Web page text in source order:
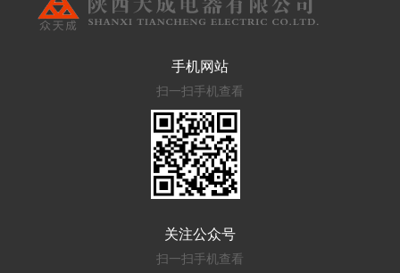
手机网站
扫一扫手机查看
关注公众号
扫一扫手机查看